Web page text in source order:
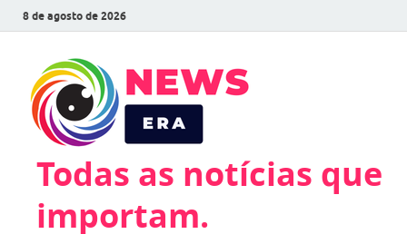
8 de agosto de 2026
Todas as notícias que
importam.